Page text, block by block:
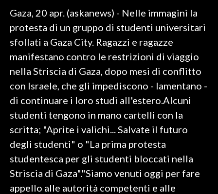
CALCIO REGIONALE
BASKET
VOLLEY
MOTORI
TENNIS
ALTRI SPORT
CULTURA
SPETTACOLI
GOSSIP
SALUTE
Gaza, 20 apr. (askanews) - Nelle immagini la
protesta di un gruppo di studenti universitari
sfollati a Gaza City. Ragazzi e ragazze
manifestano contro le restrizioni di viaggio
nella Striscia di Gaza, dopo mesi di conflitto
con Israele, che gli impediscono - lamentano -
di continuare i loro studi all'estero.Alcuni
studenti tengono in mano cartelli con la
scritta; "Aprite i valichi... Salvate il futuro
degli studenti" o "La prima protesta
studentesca per gli studenti bloccati nella
Striscia di Gaza"."Siamo venuti oggi per fare
appello alle autorità competenti e alle